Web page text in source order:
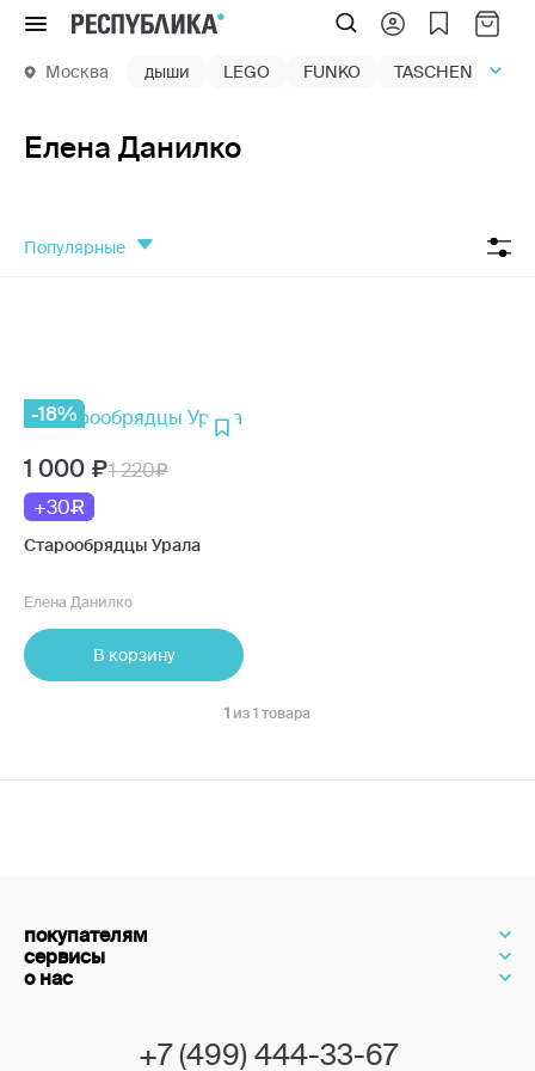
Меню
Москва дыши LEGO FUNKO TASCHEN
Елена Данилко
популярные
-18%
1 000
1 220
+30
Старообрядцы Урала
Елена Данилко
В корзину
1 из 1 товара
покупателям
сервисы
о нас
+7 (499) 444-33-67